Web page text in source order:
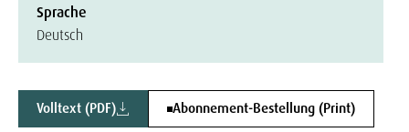
Sprache
Deutsch
Volltext (PDF) Abonnement-Bestellung (Print)